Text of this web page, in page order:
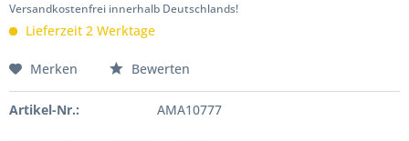
Versandkostenfrei innerhalb Deutschlands!
Lieferzeit 2 Werktage
Merken Bewerten
Artikel-Nr.: AMA10777